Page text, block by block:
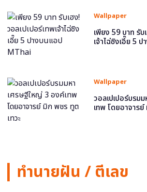
Wallpaper
เพียง 59 บาท รับ
เจ้าไฉ่ซิงเอี๊ย 5
Wallpaper
วอลเปเปอร์บรม
เทพ โดยอาจาร
ทำนายฝัน / ตีเลข